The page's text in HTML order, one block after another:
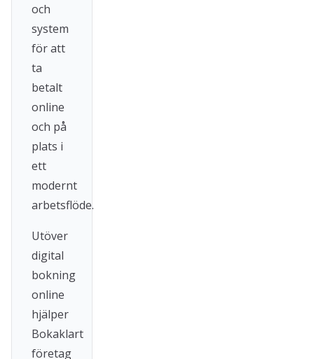
och
system
för att
ta
betalt
online
och på
plats i
ett
modernt
arbetsflöde.
Utöver
digital
bokning
online
hjälper
Bokaklart
företag